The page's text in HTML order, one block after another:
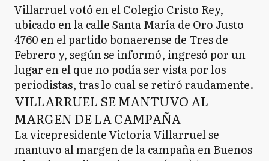
Villarruel votó en el Colegio Cristo Rey,
ubicado en la calle Santa María de Oro Justo
4760 en el partido bonaerense de Tres de
Febrero y, según se informó, ingresó por un
lugar en el que no podía ser vista por los
periodistas, tras lo cual se retiró raudamente.
VILLARRUEL SE MANTUVO AL
MARGEN DE LA CAMPAÑA
La vicepresidente Victoria Villarruel se
mantuvo al margen de la campaña en Buenos